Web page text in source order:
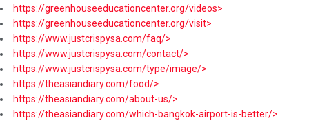
https://greenhouseeducationcenter.org/videos>
https://greenhouseeducationcenter.org/visit>
https://www.justcrispysa.com/faq/>
https://www.justcrispysa.com/contact/>
https://www.justcrispysa.com/type/image/>
https://theasiandiary.com/food/>
https://theasiandiary.com/about-us/>
https://theasiandiary.com/which-bangkok-airport-is-better/>